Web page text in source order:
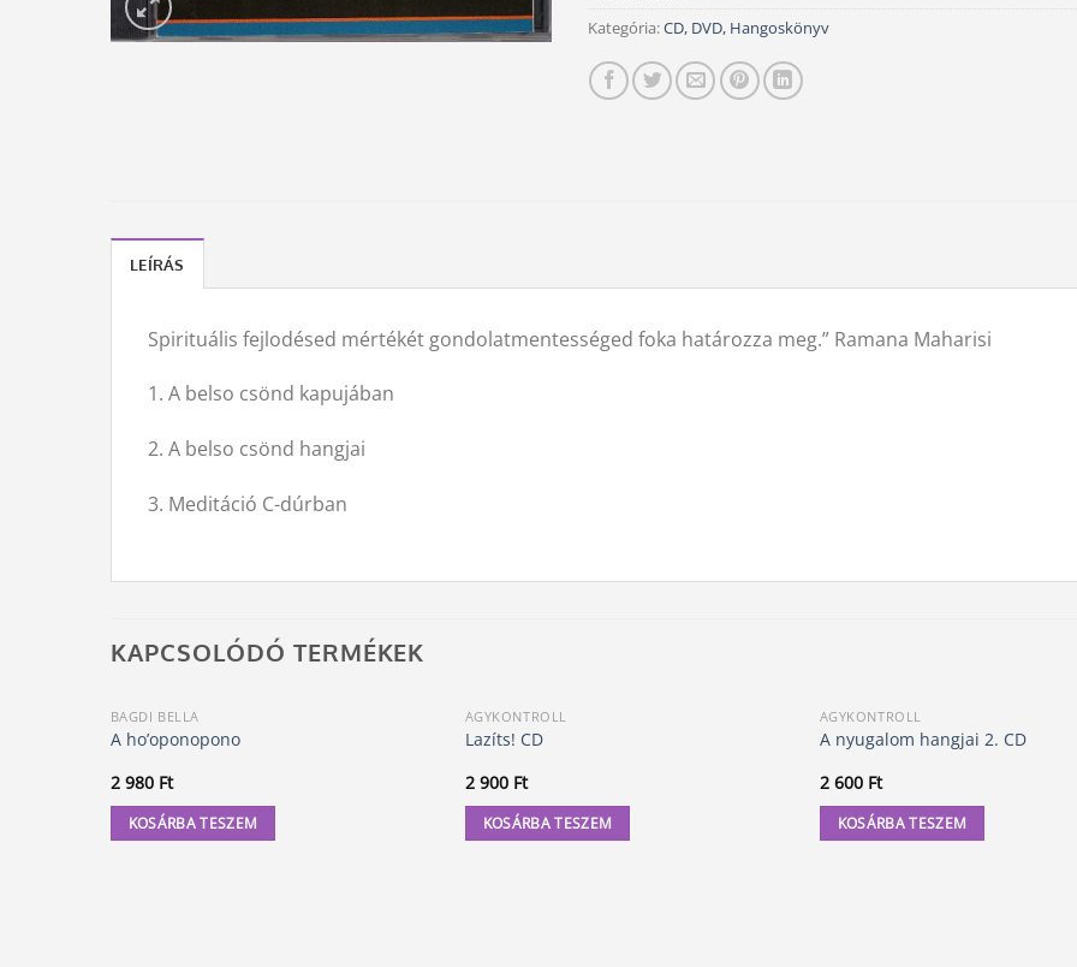
Kategória:CD, DVD, Hangoskönyv
LEÍRÁS
Spirituális fejlodésed mértékét gondolatmentességed foka határozza meg.” Ramana Maharisi
1. A belso csönd kapujában
2. A belso csönd hangjai
3. Meditáció C-dúrban
KAPCSOLÓDÓ TERMÉKEK
BAGDI BELLA
A ho’oponopono
2 980 Ft
KOSÁRBA TESZEM
AGYKONTROLL
Lazíts! CD
2 900 Ft
KOSÁRBA TESZEM
AGYKONTROLL
A nyugalom hangjai 2. CD
2 600 Ft
KOSÁRBA TESZEM